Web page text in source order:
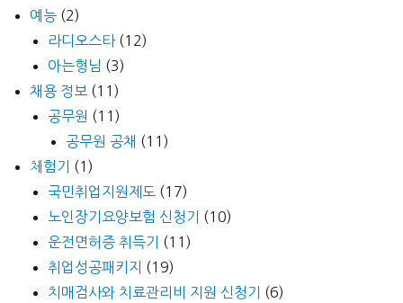
예능 (2)
라디오스타(12)
아는형님 (3)
채용 정보 (11)
공무원 (11)
공무원 공채 (11)
체험기
(1)
국민취업지원제도 (17)
노인장기요양보험 신청기
(10)
운전면허증 취득기
(11)
취업성공패키지
(19)
치매검사와 치료관리비 지원 신청기
(6)